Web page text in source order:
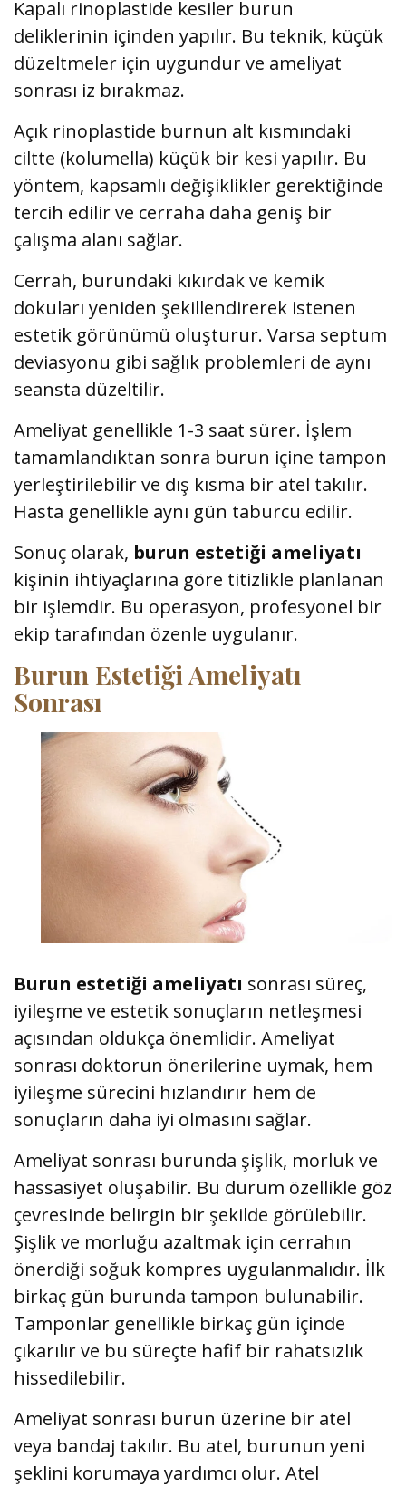
Kapalı rinoplastide kesiler burun
deliklerinin içinden yapılır. Bu teknik, küçük
düzeltmeler için uygundur ve ameliyat
sonrası iz bırakmaz.
Açık rinoplastide burnun alt kısmındaki
ciltte (kolumella) küçük bir kesi yapılır. Bu
yöntem, kapsamlı değişiklikler gerektiğinde
tercih edilir ve cerraha daha geniş bir
çalışma alanı sağlar.
Cerrah, burundaki kıkırdak ve kemik
dokuları yeniden şekillendirerek istenen
estetik görünümü oluşturur. Varsa septum
deviasyonu gibi sağlık problemleri de aynı
seansta düzeltilir.
Ameliyat genellikle 1-3 saat sürer. İşlem
tamamlandıktan sonra burun içine tampon
yerleştirilebilir ve dış kısma bir atel takılır.
Hasta genellikle aynı gün taburcu edilir.
Sonuç olarak, burun estetiği ameliyatı
kişinin ihtiyaçlarına göre titizlikle planlanan
bir işlemdir. Bu operasyon, profesyonel bir
ekip tarafından özenle uygulanır.
Burun Estetiği Ameliyatı
Sonrası
Burun estetiği ameliyatı sonrası süreç,
iyileşme ve estetik sonuçların netleşmesi
açısından oldukça önemlidir. Ameliyat
sonrası doktorun önerilerine uymak, hem
iyileşme sürecini hızlandırır hem de
sonuçların daha iyi olmasını sağlar.
Ameliyat sonrası burunda şişlik, morluk ve
hassasiyet oluşabilir. Bu durum özellikle göz
çevresinde belirgin bir şekilde görülebilir.
Şişlik ve morluğu azaltmak için cerrahın
önerdiği soğuk kompres uygulanmalıdır. İlk
birkaç gün burunda tampon bulunabilir.
Tamponlar genellikle birkaç gün içinde
çıkarılır ve bu süreçte hafif bir rahatsızlık
hissedilebilir.
Ameliyat sonrası burun üzerine bir atel
veya bandaj takılır. Bu atel, burunun yeni
şeklini korumaya yardımcı olur. Atel